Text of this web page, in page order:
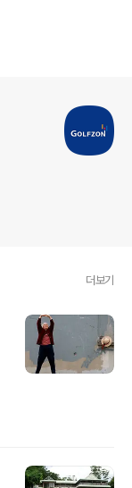
더보기